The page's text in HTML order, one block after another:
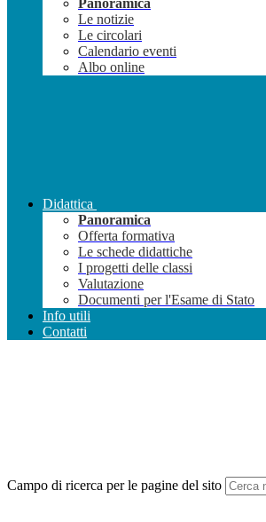
Panoramica
Le notizie
Le circolari
Calendario eventi
Albo online
Didattica
Panoramica
Offerta formativa
Le schede didattiche
I progetti delle classi
Valutazione
Documenti per l'Esame di Stato
Info utili
Contatti
Campo di ricerca per le pagine del sito